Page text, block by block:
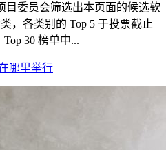
目委员会筛选出本页面的候选软
，各类别的 Top 5 于投票截止
Top 30 榜单中...
哪里举行